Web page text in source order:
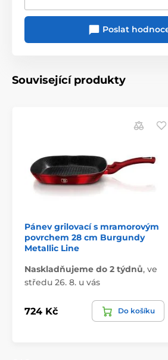
Poslat
Související produkty
Pánev grilovací s mramorovým
povrchem 28 cm Burgundy
Metallic Line
Naskladňujeme do 2 týdnů, ve
středu 26. 8. u vás
724 Kč Do košíku